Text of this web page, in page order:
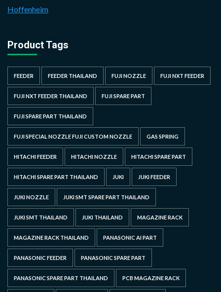
Hoffenheim
Product Tags
FEEDER FEEDER THAILAND FUJI NOZZLE FUJI NXT FEEDER
FUJI NXT FEEDER THAILAND FUJI SPARE PART
FUJI SPARE PART THAILAND
FUJI SPECIAL NOZZLE FUJI CUSTOM NOZZLE GAS SPRING
HITACHI FEEDER HITACHI NOZZLE HITACHI SPARE PART
HITACHI SPARE PART THAILAND JUKI JUKI FEEDER
JUKI NOZZLE JUKI SMT SPARE PART THAILAND
JUKI SMT THAILAND JUKI THAILAND MAGAZINE RACK
MAGAZINE RACK THAILAND PANASONIC AI PART
PANASONIC FEEDER PANASONIC SPARE PART
PANASONIC SPARE PART THAILAND PCB MAGAZINE RACK